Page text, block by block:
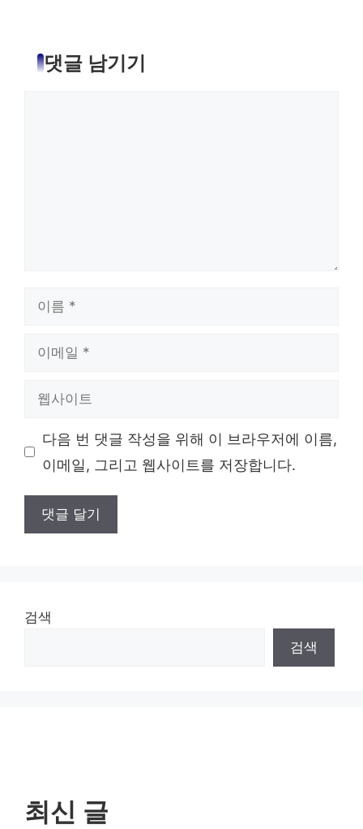
댓글 남기기
트
다음 번 댓글 작성을 위해 이 브라우저에 이름,
이메일, 그리고 웹사이트를 저장합니다.
검색
검색
최신 글